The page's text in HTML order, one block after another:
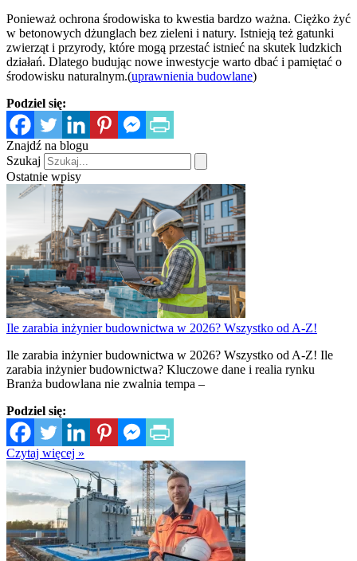
Ponieważ ochrona środowiska to kwestia bardzo ważna. Ciężko żyć
w betonowych dżunglach bez zieleni i natury. Istnieją też gatunki
zwierząt i przyrody, które mogą przestać istnieć na skutek ludzkich
działań. Dlatego budując nowe inwestycje warto dbać i pamiętać o
środowisku naturalnym.(uprawnienia budowlane)
Podziel się:
Znajdź na blogu
Szukaj
Ostatnie wpisy
Ile zarabia inżynier budownictwa w 2026? Wszystko od A-Z!
Ile zarabia inżynier budownictwa w 2026? Wszystko od A-Z! Ile
zarabia inżynier budownictwa? Kluczowe dane i realia rynku
Branża budowlana nie zwalnia tempa –
Podziel się:
Czytaj więcej »